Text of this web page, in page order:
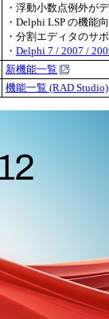
・浮動小数点例外が
・Delphi LSP の機能
・分割エディタのサ
・ Delphi 7 / 2007 /
新機能一覧
機能一覧 (RAD Studio)